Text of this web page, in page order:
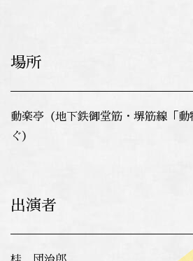
場所
動楽亭（地下鉄御堂筋・堺筋線「
ぐ）
出演者